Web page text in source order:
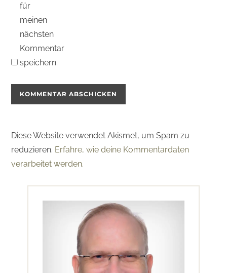
für
meinen
nächsten
Kommentar
speichern.
Diese Website verwendet Akismet, um Spam zu
reduzieren. Erfahre, wie deine Kommentardaten
verarbeitet werden.